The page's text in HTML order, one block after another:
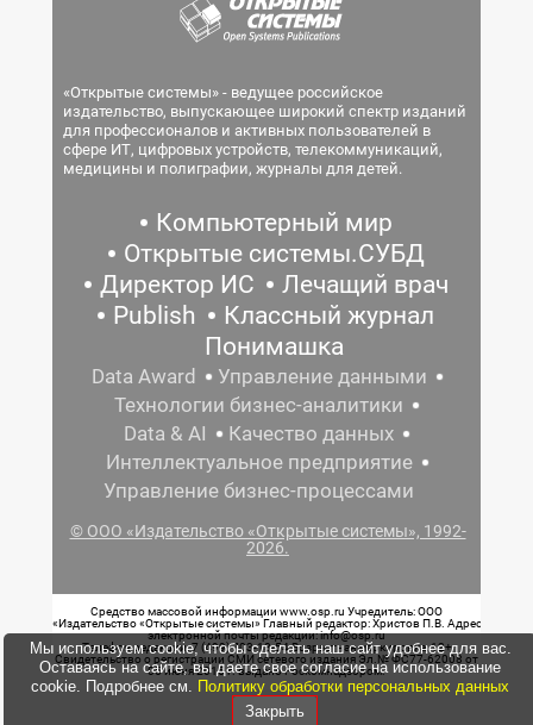
«Открытые системы» - ведущее российское
издательство, выпускающее широкий спектр изданий
для профессионалов и активных пользователей в
сфере ИТ, цифровых устройств, телекоммуникаций,
медицины и полиграфии, журналы для детей.
Компьютерный мир
Открытые системы.СУБД
Директор ИС
Лечащий врач
Publish
Классный журнал
Понимашка
Data Award
Управление данными
Технологии бизнес-аналитики
Data & AI
Качество данных
Интеллектуальное предприятие
Управление бизнес-процессами
© ООО «Издательство «Открытые системы», 1992-
2026.
Средство массовой информации www.osp.ru Учредитель: ООО
«Издательство «Открытые системы» Главный редактор: Христов П.В. Адрес
электронной почты редакции: info@osp.ru
Телефон редакции: 7 (499) 703-18-54 Возрастная маркировка: 12+
Свидетельство о регистрации СМИ сетевого издания Эл.№ ФС77-62008 от
05 июня 2015 г. выдано Роскомнадзором.
Мы используем cookie, чтобы сделать наш сайт удобнее для вас.
Оставаясь на сайте, вы даете свое согласие на использование
cookie. Подробнее см. Политику обработки персональных данных
Закрыть